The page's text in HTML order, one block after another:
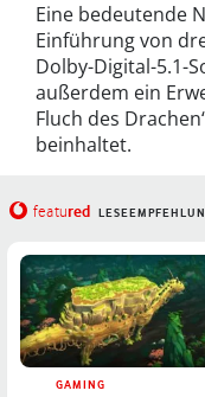
Eine bedeutende
Einführung von
Dolby-Digital-5.1-
außerdem ein
Fluch des
beinhaltet.
featured
GAMING